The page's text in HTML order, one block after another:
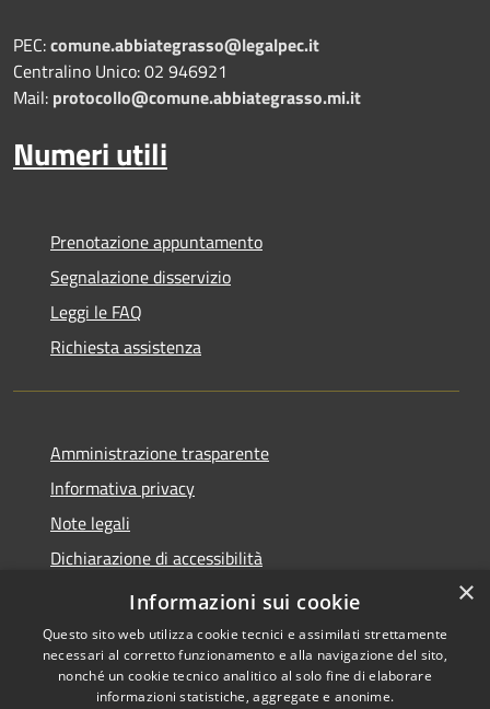
PEC:comune.abbiategrasso@legalpec.it
Centralino Unico: 02 946921
Mail: protocollo@comune.abbiategrasso.mi.it
Numeri utili
Prenotazione appuntamento
Segnalazione disservizio
Leggi le FAQ
Richiesta assistenza
Amministrazione trasparente
Informativa privacy
Note legali
Dichiarazione di accessibilità
Whistleblowing
Copyright © 2026 • Comune di
×
Informazioni sui cookie
Questo sito web utilizza cookie tecnici e assimilati strettamente
necessari al corretto funzionamento e alla navigazione del sito,
nonché un cookie tecnico analitico al solo fine di elaborare
informazioni statistiche, aggregate e anonime.